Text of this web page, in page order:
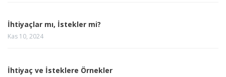
İhtiyaçlar mı, İstekler mi?
Kas 10, 2024
İhtiyaç ve İsteklere Örnekler